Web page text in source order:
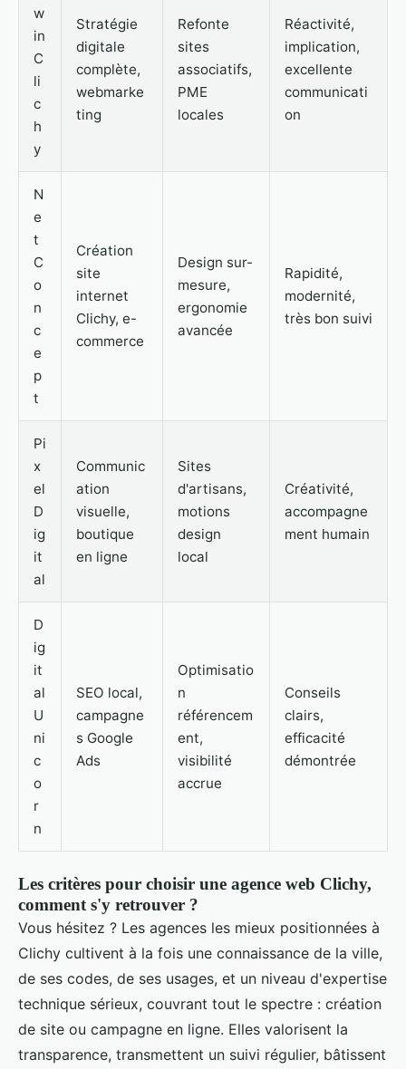
w
in
C
li
c
h
y
Stratégie
digitale
complète,
webmarke
ting
Refonte
sites
associatifs,
PME
locales
Réactivité,
implication,
excellente
communicati
on
N
e
t
C
o
n
c
e
p
t
Création
site
internet
Clichy, e-
commerce
Design sur-
mesure,
ergonomie
avancée
Rapidité,
modernité,
très bon suivi
Pi
x
el
D
ig
it
al
Communic
ation
visuelle,
boutique
en ligne
Sites
d'artisans,
motions
design
local
Créativité,
accompagne
ment humain
D
ig
it
al
U
ni
c
o
r
n
SEO local,
campagne
s Google
Ads
Optimisatio
n
référencem
ent,
visibilité
accrue
Conseils
clairs,
efficacité
démontrée
Les critères pour choisir une agence web Clichy,
comment s'y retrouver ?
Vous hésitez ? Les agences les mieux positionnées à
Clichy cultivent à la fois une connaissance de la ville,
de ses codes, de ses usages, et un niveau d'expertise
technique sérieux, couvrant tout le spectre : création
de site ou campagne en ligne. Elles valorisent la
transparence, transmettent un suivi régulier, bâtissent